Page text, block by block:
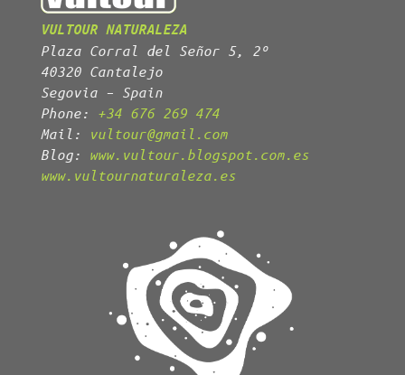
VULTOUR NATURALEZA
Plaza Corral del Señor 5, 2º
40320 Cantalejo
Segovia – Spain
Phone: +34 676 269 474
Mail:
vultour@gmail.com
Blog: www.vultour.blogspot.com.es
www.vultournaturaleza.es